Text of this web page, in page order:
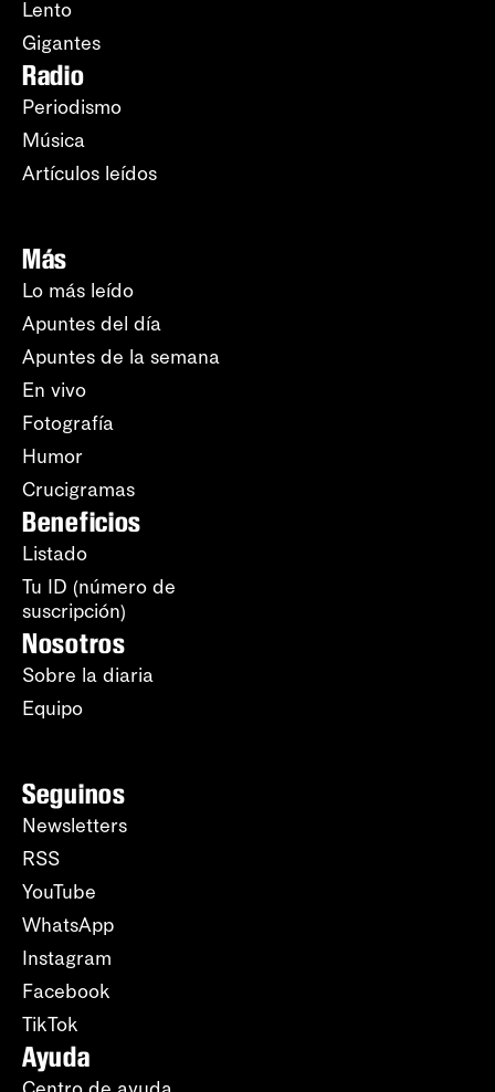
Lento
Gigantes
Radio
Periodismo
Música
Artículos leídos
Más
Lo más leído
Apuntes del día
Apuntes de la semana
En vivo
Fotografía
Humor
Crucigramas
Beneficios
Listado
Tu ID (número de
suscripción)
Nosotros
Sobre la diaria
Equipo
Seguinos
Newsletters
RSS
YouTube
WhatsApp
Instagram
Facebook
TikTok
Ayuda